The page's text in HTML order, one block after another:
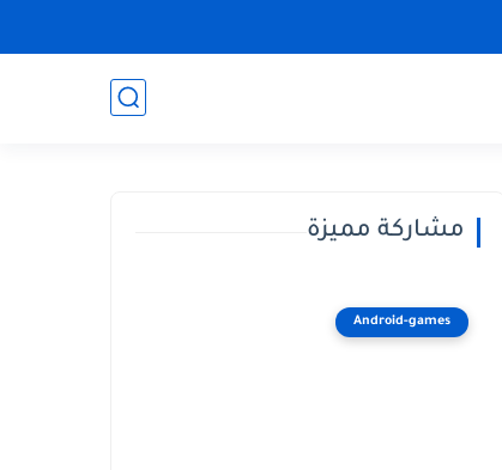
مشاركة مميزة
Android-games